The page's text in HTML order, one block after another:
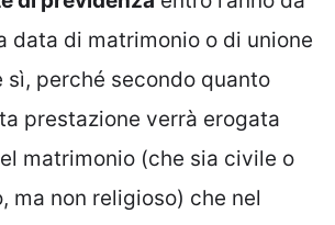
data di matrimonio o di unione
sì, perché secondo quanto
prestazione verrà erogata
matrimonio (che sia civile o
ma non religioso) che nel